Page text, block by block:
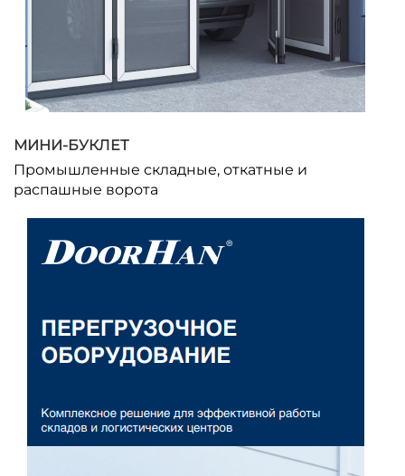
МИНИ-БУКЛЕТ
Промышленные складные, откатные и
распашные ворота